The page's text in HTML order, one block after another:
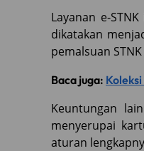
Layanan e-
dikatakan
pemalsuan
Baca juga:
Keuntungan
menyerupai
aturan